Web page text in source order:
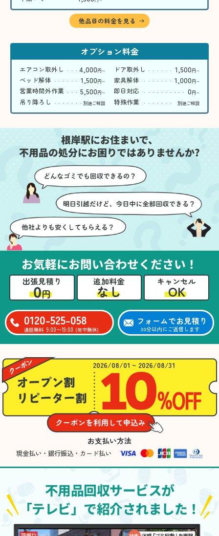
他品目の料金を見る
オプション料金
エアコン取外し 4,000円〜 ドア取外し 1,500円〜
ベッド解体 1,500円〜 家具解体 1,000円〜
営業時間外作業 5,500円〜 即日対応 0円〜
吊り降ろし 別途ご相談 特殊作業 別途ご相談
根岸駅にお住まいで、
不用品の処分にお困りではありませんか?
お気軽にお問い合わせください！
出張見積り
0円
追加料金
なし
キャンセル
OK
0120-525-058
通話無料 9:00〜19:00 (年中無休)
フォームでお見積り
30分以内にご返信します
2026/08/01 ~ 2026/08/31
お支払い方法
現金払い・銀行振込・カード払い
不用品回収サービスが
「テレビ」で紹介されました！